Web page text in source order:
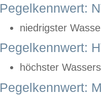
Pegelkennwert:
niedrigster
Pegelkennwert:
höchster
Pegelkennwert: